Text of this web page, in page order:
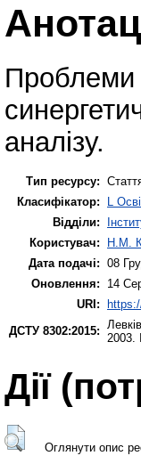
Проблеми
аналізу.
Тип ресурсу:
Класифікатор:
L
Відділи:
Користувач:
Н.М.
Дата подачі: 08
Оновлення:
14
URI:
ДСТУ 8302:2015:
2003.
Дії
Оглянути опис